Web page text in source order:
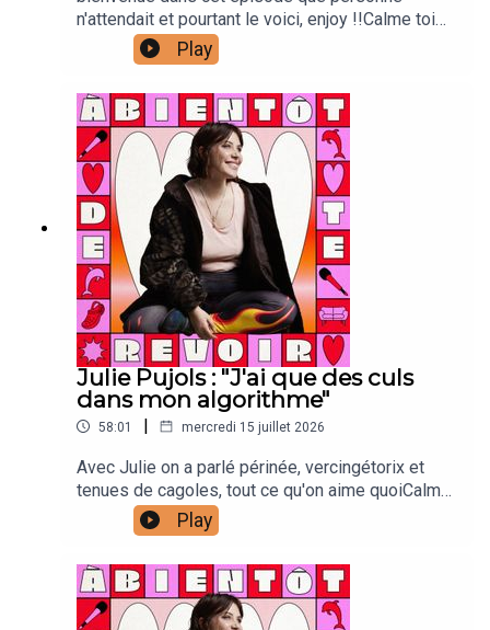
n'attendait et pourtant le voici, enjoy !!Calme toi
:Laura Laarman : directrice de production et
direction techniqueAntonia Louveau : community
managementLucie Meslien : illustration
animation Lou Poincheval : chargée de
productionCaroline Bérault : illustrations Manon
Carrour : vignette Joanna & Gaspar : générique
Play
Julie Pujols : "J'ai que des culs
dans mon algorithme"
58:01 | mercredi 15 juillet 2026
Avec Julie on a parlé périnée, vercingétorix et
tenues de cagoles, tout ce qu'on aime quoiCalme
toi :Laura Laarman : directrice de production et
direction techniqueAntonia Louveau : community
managementLucie Meslien : illustration
animation Esteban De Carvalho : montage
vidéoLou Poincheval : chargée de
Play